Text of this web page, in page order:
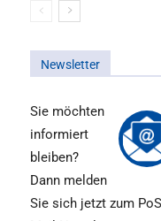
Newsletter
Sie möchten
informiert
bleiben?
Dann melden
Sie sich jetzt zum